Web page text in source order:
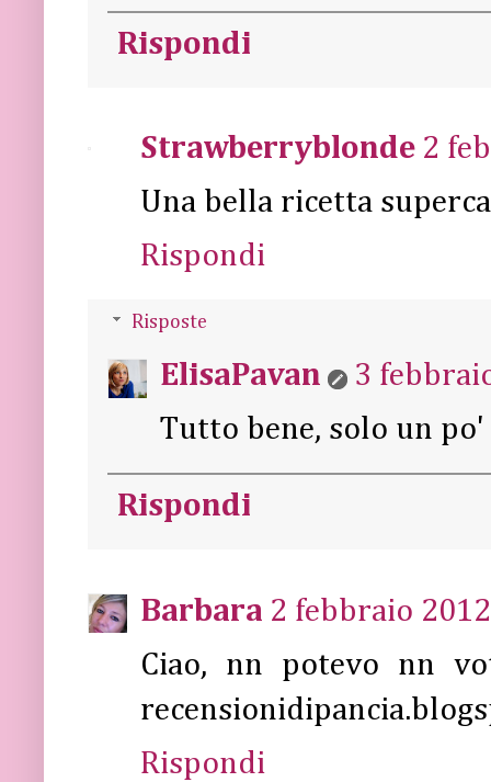
Rispondi
Strawberryblonde 2
Una bella ricetta
Rispondi
Risposte
ElisaPavan
3
Tutto bene, solo un
Rispondi
Barbara 2 febbraio
Ciao, nn potevo nn
Rispondi